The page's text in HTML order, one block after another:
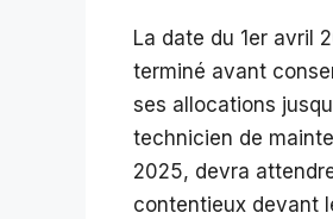
La date du 1er avril
terminé avant
ses allocations
technicien de
2025, devra
contentieux devant